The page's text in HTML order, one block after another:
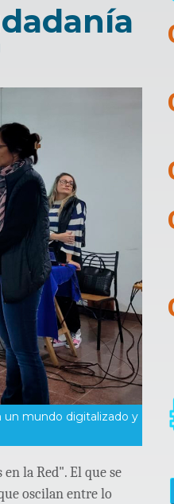
un mundo digitalizado y
la Red". El que se
oscilan entre lo